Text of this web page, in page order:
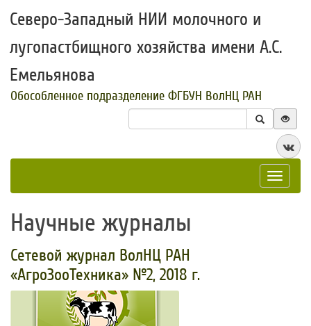
Северо-Западный НИИ молочного и
лугопастбищного хозяйства имени А.С.
Емельянова
Обособленное подразделение ФГБУН ВолНЦ РАН
Toggle
Научные журналы
Сетевой журнал ВолНЦ РАН
«АгроЗооТехника» №2, 2018 г.